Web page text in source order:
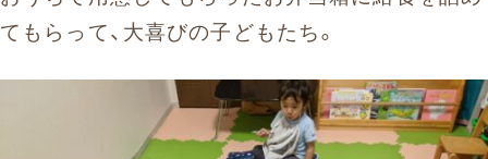
てもらって、大喜びの子どもたち。